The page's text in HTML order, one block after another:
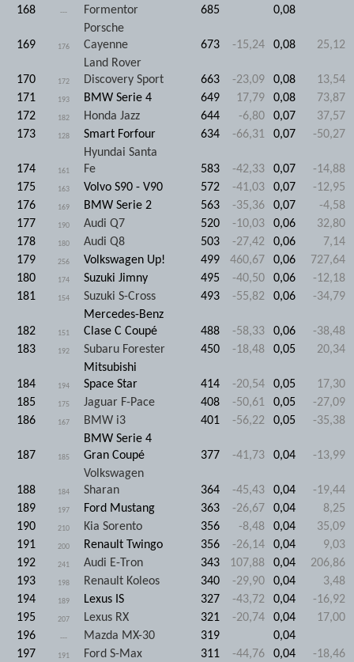
168 ---
Formentor
685 0,08
169 176
Porsche
Cayenne
673 -15,24 0,08 25,12
170 172
Land Rover
Discovery Sport
663 -23,09 0,08
13,54
171
193 BMW Serie 4 649 17,79 0,08
73,87
172
182 Honda Jazz 644 -6,80 0,07
37,57
173
128 Smart Forfour 634 -66,31 0,07 -50,27
174 161
Hyundai Santa
Fe
583 -42,33 0,07
-14,88
175
163 Volvo S90 - V90 572 -41,03 0,07
-12,95
176
169 BMW Serie 2 563 -35,36 0,07
-4,58
177
190 Audi Q7 520 -10,03 0,06
32,80
178
180 Audi Q8 503 -27,42 0,06
7,14
179
256 Volkswagen Up! 499 460,67 0,06
727,64
180
174 Suzuki Jimny 495 -40,50 0,06
-12,18
181
154 Suzuki S-Cross 493 -55,82 0,06 -34,79
182 151
Mercedes-Benz
Clase C Coupé
488 -58,33 0,06
-38,48
183
192 Subaru Forester 450 -18,48 0,05 20,34
184 194
Mitsubishi
Space Star
414 -20,54 0,05
17,30
185
175 Jaguar F-Pace 408 -50,61 0,05
-27,09
186
167 BMW i3 401 -56,22 0,05 -35,38
187 185
BMW Serie 4
Gran Coupé
377 -41,73 0,04 -13,99
188 184
Volkswagen
Sharan
364 -45,43 0,04
-19,44
189
197 Ford Mustang 363 -26,67 0,04
8,25
190
210 Kia Sorento 356 -8,48 0,04
35,09
191
200 Renault Twingo 356 -26,14 0,04
9,03
192
241 Audi E-Tron 343 107,88 0,04
206,86
193
198 Renault Koleos 340 -29,90 0,04
3,48
194
189 Lexus IS 327 -43,72 0,04
-16,92
195
207 Lexus RX 321 -20,74 0,04
17,00
196
--- Mazda MX-30 319
0,04
197
191 Ford S-Max 311 -44,76 0,04 -18,46